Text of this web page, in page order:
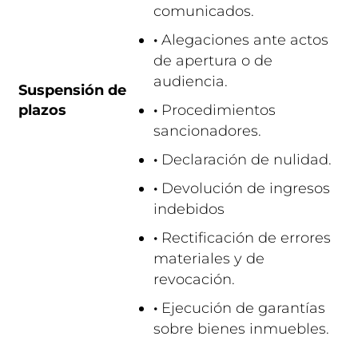
Suspensión de
plazos
comunicados.
·Alegaciones ante actos
de apertura o de
audiencia.
· Procedimientos
sancionadores.
· Declaración de nulidad.
· Devolución de ingresos
indebidos
· Rectificación de errores
materiales y de
revocación.
· Ejecución de garantías
sobre bienes inmuebles.